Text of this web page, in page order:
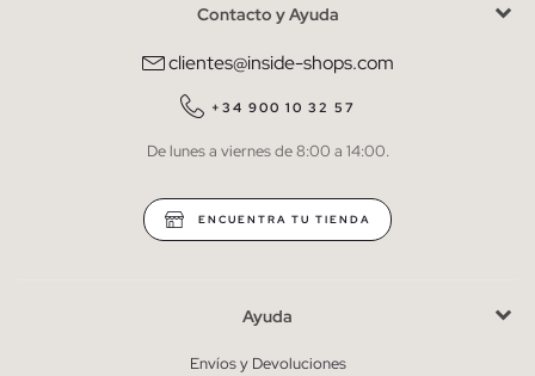
He leído y entiendo lapolítica de privacidad
QUIERO SUSCRIBIRME
* Puedes cancelar la suscripción en cualquier momento.
Contacto y Ayuda
clientes@inside-shops.com
+34 900 10 32 57
De lunes a viernes de 8:00 a 14:00.
ENCUENTRA TU TIENDA
Ayuda
Envíos y Devoluciones